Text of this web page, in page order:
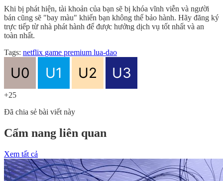
Khi bị phát hiện, tài khoản của bạn sẽ bị khóa vĩnh viễn và người
bán cũng sẽ "bay màu" khiến bạn không thể bảo hành. Hãy đăng ký
trực tiếp từ nhà phát hành để được hưởng dịch vụ tốt nhất và an
toàn nhất.
Tags: netflix game premium lua-dao
+25
Đã chia sẻ bài viết này
Cẩm nang liên quan
Xem tất cả